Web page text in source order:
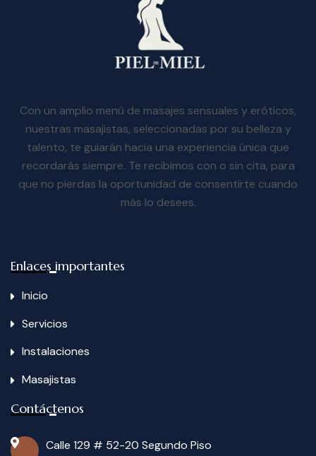
Con un amplio menú de masajes sensuales y eróticos,
nuestras masajistas, seleccionadas por su belleza y
talento, te guiarán hacia una experiencia única que
recordarás siempre. Te recibimos con o sin cita, para
que no pierdas la oportunidad de consentirte cuando
más lo desees.
Enlaces importantes
Inicio
Servicios
Instalaciones
Masajistas
Contáctenos
Calle 129 # 52-20 Segundo Piso